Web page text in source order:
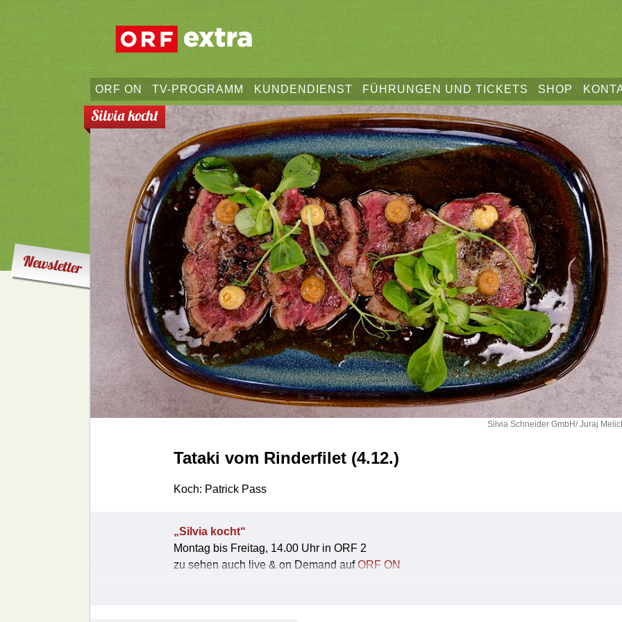
ORF ON TV-PROGRAMM KUNDENDIENST FÜHRUNGEN UND TICKETS SHOP
Silvia Schneider GmbH/ Juraj
Silvia kocht
Tataki vom Rinderfilet (4.12.)
Koch: Patrick Pass
„Silvia kocht“
Montag bis Freitag, 14.00 Uhr in ORF 2
zu sehen auch live & on Demand aufORF ON